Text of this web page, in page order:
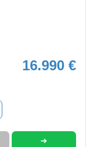
16.990 €
➜